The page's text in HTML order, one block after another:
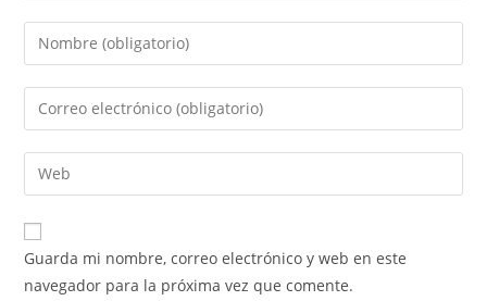
Introduce
tu
nombre
de
usuario
para
comentar
Introduce
tu
dirección
de
electrónico
para
comentar
Introduce
la
URL
de
Guarda mi nombre, correo electrónico y web en este
navegador para la próxima vez que comente.